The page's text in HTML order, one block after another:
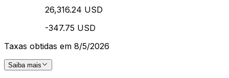
26,316.24 USD
-347.75 USD
Taxas obtidas em 8/5/2026
Saiba mais